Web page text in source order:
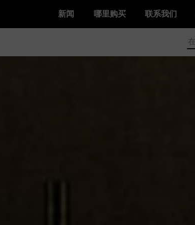
新闻 哪里购买 联系我们